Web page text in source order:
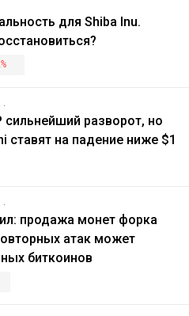
для Shiba Inu.
сильнейший разворот, но
ставят на падение ниже $1
продажа монет форка
атак может
биткоинов